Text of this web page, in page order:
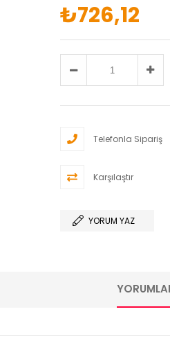
₺726,12
Telefonla Sipariş
Karşılaştır
YORUM YAZ